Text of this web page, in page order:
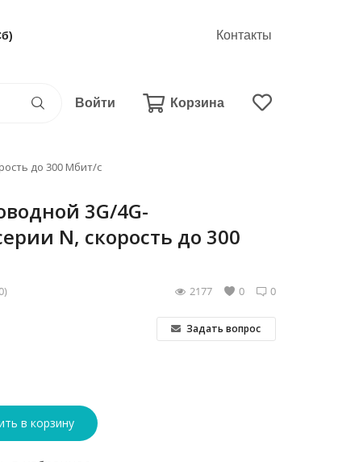
Контакты
Войти Корзина
до 300 Мбит/с
3G/4G-
N, скорость до 300
0
0
2177
Задать вопрос
в корзину